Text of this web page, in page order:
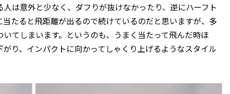
は意外と少なく、ダフりが抜けなかったり、逆にハーフト
たると飛距離が出るので続けているのだと思いますが、多
てしまいます。というのも、うまく当たって飛んだ時ほ
り、インパクトに向かってしゃくり上げるようなスタイル